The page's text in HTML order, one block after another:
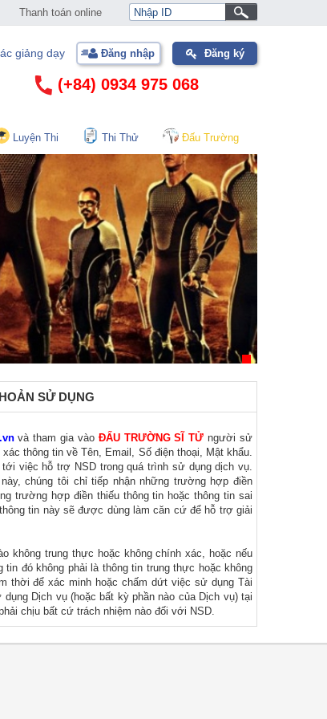
Thanh toán online
giảng dạy Đăng nhập Đăng ký
(+84) 0934 975 068
Luyện Thi Thi Thử Đấu Trường
SỬ DỤNG
và tham gia vào ĐẤU TRƯỜNG SĨ TỬ người sử
thông tin về Tên, Email, Số điện thoại, Mật khẩu.
việc hỗ trợ NSD trong quá trình sử dụng dịch vụ.
chúng tôi chỉ tiếp nhận những trường hợp điền
trường hợp điền thiếu thông tin hoặc thông tin sai
tin này sẽ được dùng làm căn cứ để hỗ trợ giải
không trung thực hoặc không chính xác, hoặc nếu
đó không phải là thông tin trung thực hoặc không
thời để xác minh hoặc chấm dứt việc sử dụng Tài
Dịch vụ (hoặc bất kỳ phần nào của Dịch vụ) tại
chịu bất cứ trách nhiệm nào đối với NSD.
nào,
dụng bất kỳ chương trình, công cụ hay hình thức
hệ thống